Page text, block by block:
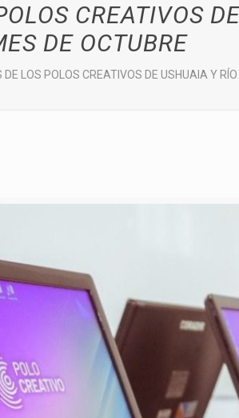
CREATIVOS
DE OCTUBRE
LOS POLOS CREATIVOS DE USHUAIA Y